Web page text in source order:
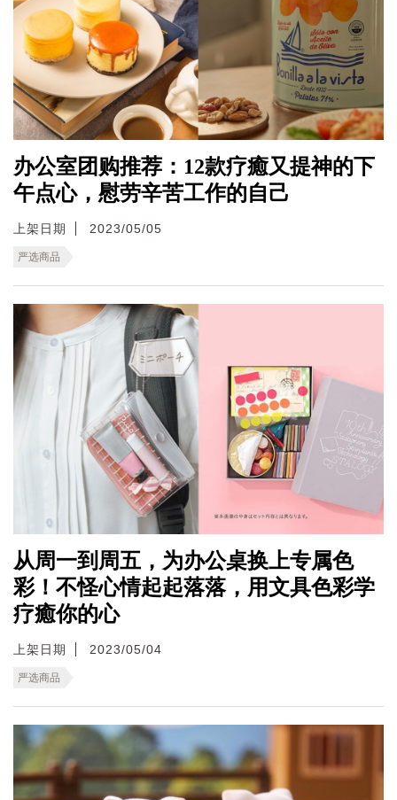
办公室团购推荐：12款疗癒又提神的下
午点心，慰劳辛苦工作的自己
上架日期 2023/05/05
严选商品
从周一到周五，为办公桌换上专属色
彩！不怪心情起起落落，用文具色彩学
疗癒你的心
上架日期 2023/05/04
严选商品